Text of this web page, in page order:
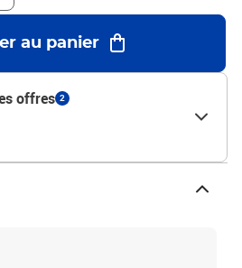
P x H)Largeur du siège : 60
cmHauteur du siège à partir du sol : 41
partir du sol : 57 cmCapacité de
requis : oui
au panier
offres 2